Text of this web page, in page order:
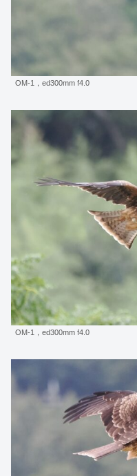
OM-1，ed300mm f4.0
OM-1，ed300mm f4.0